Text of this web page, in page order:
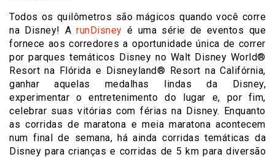
Todos os quilômetros são mágicos quando você corre
na Disney! ArunDisney é uma série de eventos que
fornece aos corredores a oportunidade única de correr
por parques temáticos Disney no Walt Disney World®
Resort na Flórida e Disneyland® Resort na Califórnia,
ganhar aquelas medalhas lindas da Disney,
experimentar o entretenimento do lugar e, por fim,
celebrar suas vitórias com férias na Disney. Enquanto
as corridas de maratona e meia maratona acontecem
num final de semana, há ainda corridas temáticas da
Disney para crianças e corridas de 5 km para diversão